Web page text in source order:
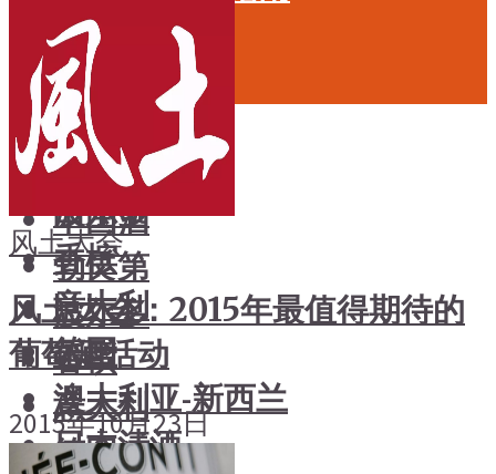
风土大会
烈酒
中国酒
勃艮第
波尔多
香槟
意大利
德国
澳大利亚-新西兰
日本清酒
餐酒搭配
风土食材
风土大会
烈酒
中国酒
勃艮第
波尔多
香槟
意大利
德国
风土大会
风土大会：2015年最值得期待的
葡萄酒活动
2015年10月23日